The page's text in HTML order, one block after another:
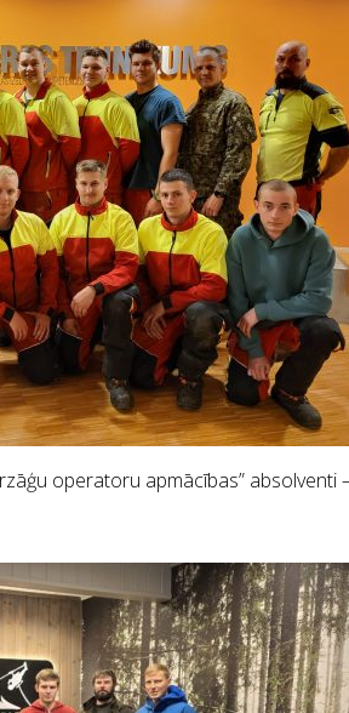
operatoru apmācības” absolventi